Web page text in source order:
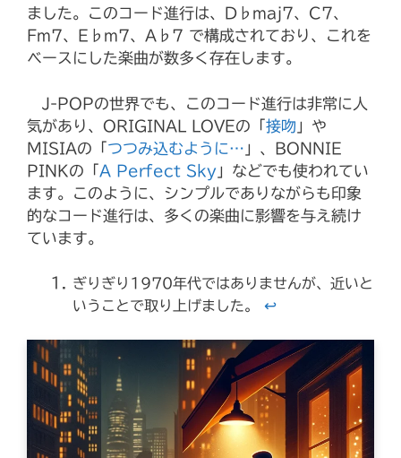
ました。このコード進行は、D♭maj7、C7、
Fm7、E♭m7、A♭7 で構成されており、これを
ベースにした楽曲が数多く存在します。
J-POPの世界でも、このコード進行は非常に人
気があり、ORIGINAL LOVEの「 接吻 」や
MISIAの「 つつみ込むように… 」、BONNIE
PINKの「 A Perfect Sky 」などでも使われてい
ます。このように、シンプルでありながらも印象
的なコード進行は、多くの楽曲に影響を与え続け
ています。
ぎりぎり1970年代ではありませんが、近いと
いうことで取り上げました。
↩︎